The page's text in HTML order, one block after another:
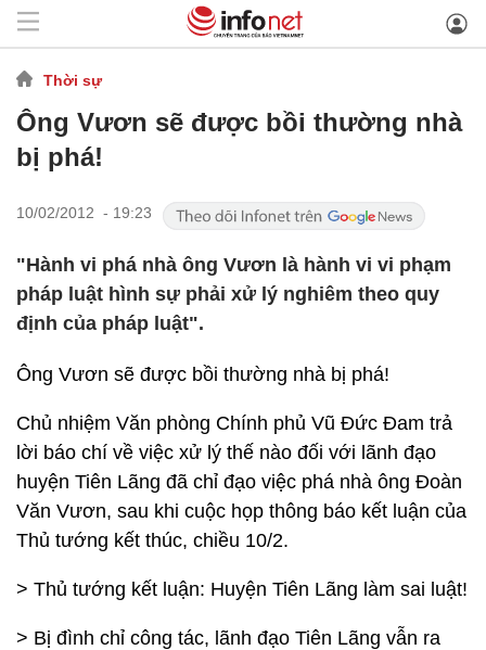
Thời sự
Ông Vươn sẽ được bồi thường nhà
bị phá!
10/02/2012 - 19:23
"Hành vi phá nhà ông Vươn là hành vi vi phạm
pháp luật hình sự phải xử lý nghiêm theo quy
định của pháp luật".
Ông Vươn sẽ được bồi thường nhà bị phá!
Chủ nhiệm Văn phòng Chính phủ Vũ Đức Đam trả
lời báo chí về việc xử lý thế nào đối với lãnh đạo
huyện Tiên Lãng đã chỉ đạo việc phá nhà ông Đoàn
Văn Vươn, sau khi cuộc họp thông báo kết luận của
Thủ tướng kết thúc, chiều 10/2.
> Thủ tướng kết luận: Huyện Tiên Lãng làm sai luật!
> Bị đình chỉ công tác, lãnh đạo Tiên Lãng vẫn ra